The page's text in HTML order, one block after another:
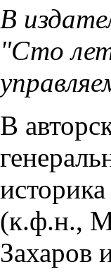
В
"Сто
В
(к.ф.н.,
Захаров